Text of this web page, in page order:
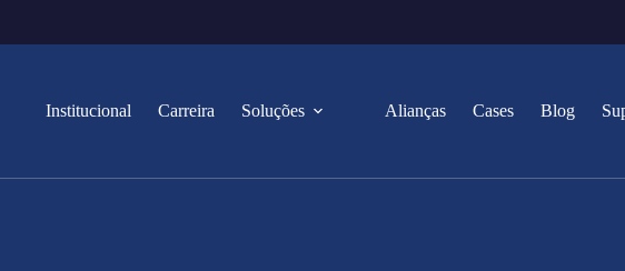
Institucional Carreira Soluções Alianças Cases Blog